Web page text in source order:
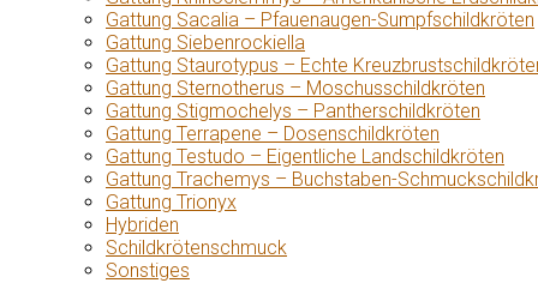
Gattung Sacalia – Pfauenaugen-Sumpfschildkröten
Gattung Siebenrockiella
Gattung Staurotypus – Echte
Gattung Sternotherus – Moschusschildkröten
Gattung Stigmochelys – Pantherschildkröten
Gattung Terrapene – Dosenschildkröten
Gattung Testudo – Eigentliche Landschildkröten
Gattung Trachemys – Buchstaben-
Gattung Trionyx
Hybriden
Schildkrötenschmuck
Sonstiges